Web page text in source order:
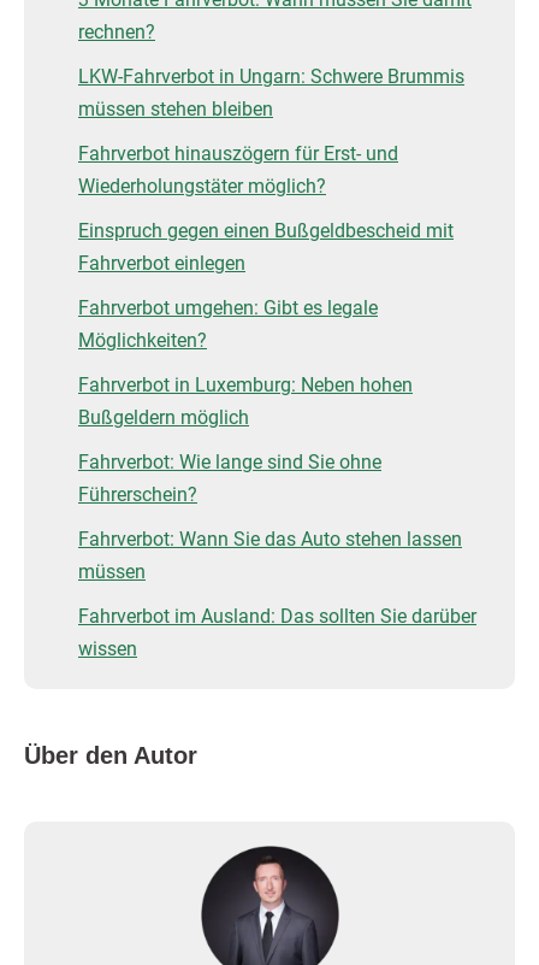
rechnen?
LKW-Fahrverbot in Ungarn: Schwere Brummis
müssen stehen bleiben
Fahrverbot hinauszögern für Erst- und
Wiederholungstäter möglich?
Einspruch gegen einen Bußgeldbescheid mit
Fahrverbot einlegen
Fahrverbot umgehen: Gibt es legale
Möglichkeiten?
Fahrverbot in Luxemburg: Neben hohen
Bußgeldern möglich
Fahrverbot: Wie lange sind Sie ohne
Führerschein?
Fahrverbot: Wann Sie das Auto stehen lassen
müssen
Fahrverbot im Ausland: Das sollten Sie darüber
wissen
Über den Autor